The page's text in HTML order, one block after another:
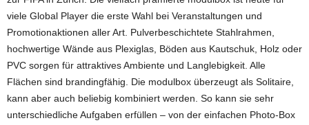
viele Global Player die erste Wahl bei Veranstaltungen und
Promotionaktionen aller Art. Pulverbeschichtete Stahlrahmen,
hochwertige Wände aus Plexiglas, Böden aus Kautschuk, Holz oder
PVC sorgen für attraktives Ambiente und Langlebigkeit. Alle
Flächen sind brandingfähig. Die modulbox überzeugt als Solitaire,
kann aber auch beliebig kombiniert werden. So kann sie sehr
unterschiedliche Aufgaben erfüllen – von der einfachen Photo-Box